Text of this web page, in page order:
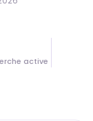
active